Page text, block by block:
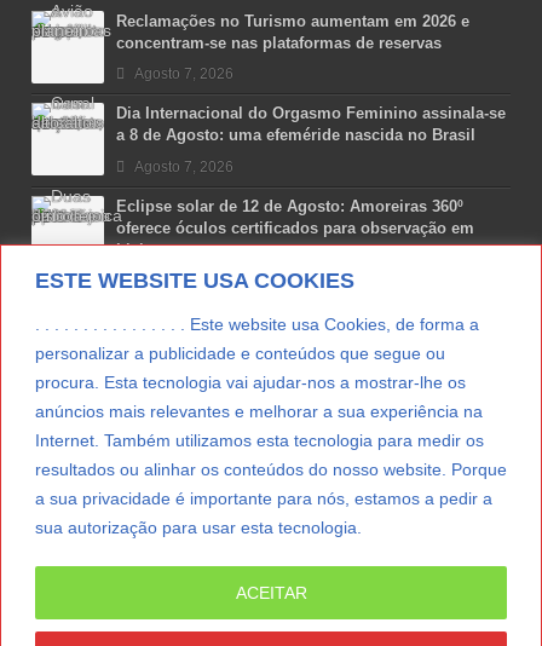
ESTE WEBSITE USA COOKIES
. . . . . . . . . . . . . . . . Este website usa Cookies, de forma a
personalizar a publicidade e conteúdos que segue ou
procura. Esta tecnologia vai ajudar-nos a mostrar-lhe os
anúncios mais relevantes e melhorar a sua experiência na
Internet. Também utilizamos esta tecnologia para medir os
resultados ou alinhar os conteúdos do nosso website. Porque
a sua privacidade é importante para nós, estamos a pedir a
sua autorização para usar esta tecnologia.
ACEITAR
Reclamações no Turismo aumentam em 2026 e
concentram-se nas plataformas de reservas
Agosto 7, 2026
Dia Internacional do Orgasmo Feminino assinala-se
a 8 de Agosto: uma efeméride nascida no Brasil
Agosto 7, 2026
Eclipse solar de 12 de Agosto: Amoreiras 360º
oferece óculos certificados para observação em
Lisboa
Agosto 7, 2026
Lua Afonso vence prémio internacional de liderança
Agosto 7, 2026
Preparar o carro para as férias de Verão
Agosto 5, 2026